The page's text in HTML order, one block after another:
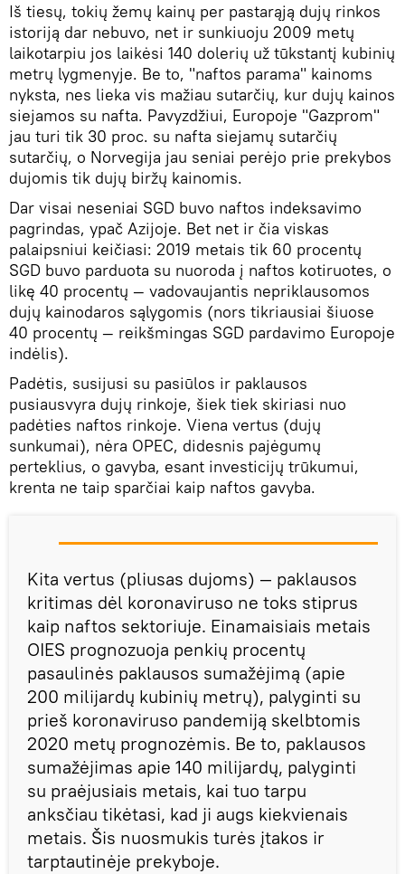
Iš tiesų, tokių žemų kainų per pastarąją dujų rinkos
istoriją dar nebuvo, net ir sunkiuoju 2009 metų
laikotarpiu jos laikėsi 140 dolerių už tūkstantį kubinių
metrų lygmenyje. Be to, "naftos parama" kainoms
nyksta, nes lieka vis mažiau sutarčių, kur dujų kainos
siejamos su nafta. Pavyzdžiui, Europoje "Gazprom"
jau turi tik 30 proc. su nafta siejamų sutarčių
sutarčių, o Norvegija jau seniai perėjo prie prekybos
dujomis tik dujų biržų kainomis.
Dar visai neseniai SGD buvo naftos indeksavimo
pagrindas, ypač Azijoje. Bet net ir čia viskas
palaipsniui keičiasi: 2019 metais tik 60 procentų
SGD buvo parduota su nuoroda į naftos kotiruotes, o
likę 40 procentų — vadovaujantis nepriklausomos
dujų kainodaros sąlygomis (nors tikriausiai šiuose
40 procentų — reikšmingas SGD pardavimo Europoje
indėlis).
Padėtis, susijusi su pasiūlos ir paklausos
pusiausvyra dujų rinkoje, šiek tiek skiriasi nuo
padėties naftos rinkoje. Viena vertus (dujų
sunkumai), nėra OPEC, didesnis pajėgumų
perteklius, o gavyba, esant investicijų trūkumui,
krenta ne taip sparčiai kaip naftos gavyba.
Kita vertus (pliusas dujoms) — paklausos
kritimas dėl koronaviruso ne toks stiprus
kaip naftos sektoriuje. Einamaisiais metais
OIES prognozuoja penkių procentų
pasaulinės paklausos sumažėjimą (apie
200 milijardų kubinių metrų), palyginti su
prieš koronaviruso pandemiją skelbtomis
2020 metų prognozėmis. Be to, paklausos
sumažėjimas apie 140 milijardų, palyginti
su praėjusiais metais, kai tuo tarpu
anksčiau tikėtasi, kad ji augs kiekvienais
metais. Šis nuosmukis turės įtakos ir
tarptautinėje prekyboje.